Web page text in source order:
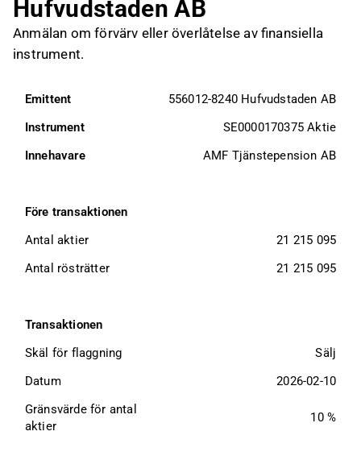
Hufvudstaden AB
Anmälan om förvärv eller överlåtelse av finansiella
instrument.
Emittent
556012-8240 Hufvudstaden AB
Instrument
SE0000170375 Aktie
Innehavare
AMF Tjänstepension AB
Före transaktionen
Antal aktier
21 215 095
Antal rösträtter
21 215 095
Transaktionen
Skäl för flaggning
Sälj
Datum
2026-02-10
Gränsvärde för antal
aktier
10 %